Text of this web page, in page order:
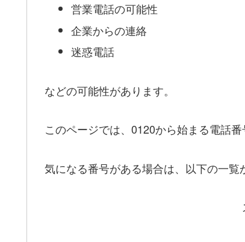
営業電話の可能性
企業からの連絡
迷惑電話
などの可能性があります。
このページでは、0120から始まる電話番
気になる番号がある場合は、以下の一覧